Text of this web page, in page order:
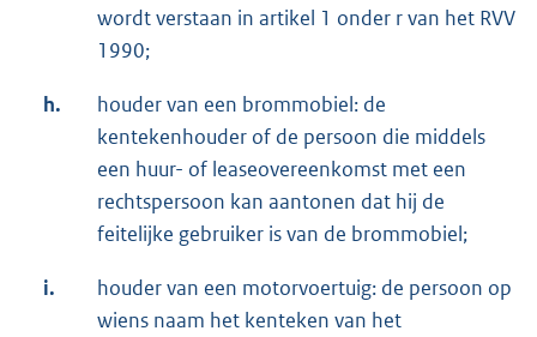
wordt verstaan in artikel 1 onder r van het RVV
1990;
h.
houder van een brommobiel: de
kentekenhouder of de persoon die middels
een huur- of leaseovereenkomst met een
rechtspersoon kan aantonen dat hij de
feitelijke gebruiker is van de brommobiel;
i.
houder van een motorvoertuig: de persoon op
wiens naam het kenteken van het